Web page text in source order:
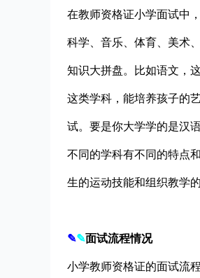
在教师资格证小学面试中
科学、音乐、体育、美术
知识大拼盘。比如语文，
这类学科，能培养孩子的
试。要是你大学学的是汉
不同的学科有不同的特点
生的运动技能和组织教学
✎✎面试流程情况
小学教师资格证的面试流